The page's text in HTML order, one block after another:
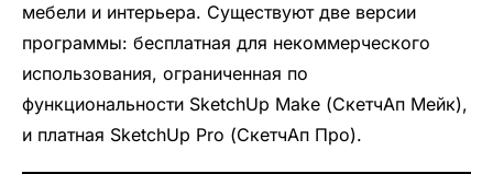
мебели и интерьера. Существуют две версии
программы: бесплатная для некоммерческого
использования, ограниченная по
функциональности SketchUp Make (СкетчАп Мейк),
и платная SketchUp Pro (СкетчАп Про).